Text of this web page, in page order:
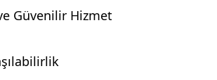
Güvenilir Hizmet